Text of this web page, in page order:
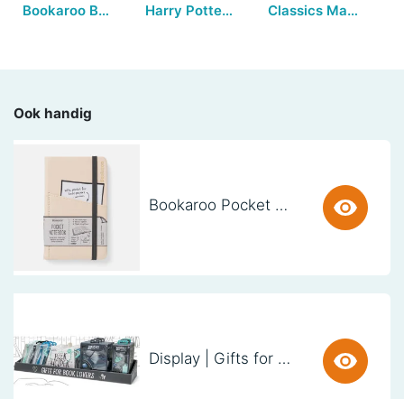
Bookaroo Ballpoint Pen - Pen Refill (set van 3) Harry Potter - Hogwarts Stand Together Traveler's Notebook Set Classics Magnetic Bookmarks - Two Peacocks (set van 3)
Ook handig
Bookaroo Pocket Notebook (A6) - CREAM
Display | Gifts for Book Lovers (60cm)